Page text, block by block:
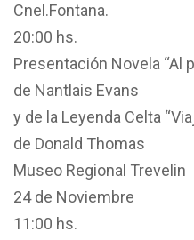
Cnel.Fontana.
20:00 hs.
Presentación Novela “Al
de Nantlais Evans
y de la Leyenda Celta
de Donald Thomas
Museo Regional Trevelin
24 de Noviembre
11:00 hs.